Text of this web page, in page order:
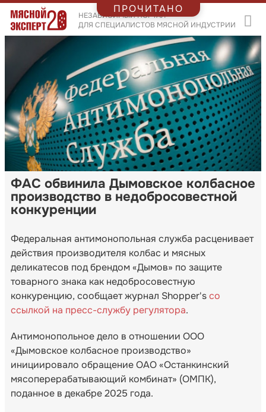
НЕЗАВИСИМЫЙ ПОРТАЛ
ДЛЯ СПЕЦИАЛИСТОВ МЯСНОЙ ИНДУСТРИИ
ФАС обвинила Дымовское колбасное
производство в недобросовестной
конкуренции
Федеральная антимонопольная служба расценивает
действия производителя колбас и мясных
деликатесов под брендом «Дымов» по защите
товарного знака как недобросовестную
конкуренцию, сообщает журнал Shopper'sсо
ссылкой на пресс-службу регулятора.
Антимонопольное дело в отношении ООО
«Дымовское колбасное производство»
инициировало обращение ОАО «Останкинский
мясоперерабатывающий комбинат» (ОМПК),
поданное в декабре 2025 года.
ПРОЧИТАНО